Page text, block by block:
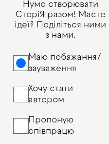
Нумо створювати
СторіЯ разом! Маєте
ідеї? Поділіться ними
з нами.
Маю побажання/
зауваження
Хочу стати
автором
Пропоную
співпрацю